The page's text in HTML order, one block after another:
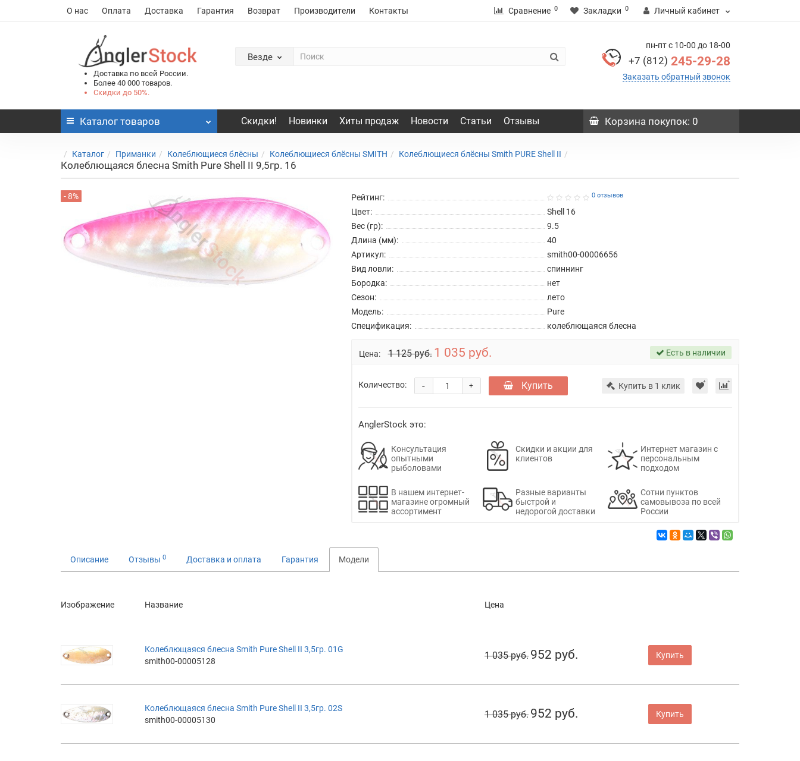
О нас Оплата Доставка Гарантия Возврат Производители Контакты Сравнение 0 Закладки 0 Личный кабинет
Доставка по всей России.
Более 40 000 товаров.
Скидки до 50%.
Везде
пн-пт с 10-00 до 18-00
+7 (812) 245-29-28
Заказать обратный звонок
Каталог товаров Скидки! Новинки Хиты продаж Новости Статьи Отзывы Корзина покупок: 0
Каталог Приманки Колеблющиеся блёсны Колеблющиеся блёсны SMITH Колеблющиеся блёсны Smith PURE Shell II
Колеблющаяся блесна Smith Pure Shell II 9,5гр. 16
- 8% Рейтинг: 0 отзывов
Цвет:
Shell 16
Вес (гр):
9.5
Длина (мм):
40
Артикул:
smith00-00006656
Вид ловли:
спиннинг
Бородка:
нет
Сезон:
лето
Модель:
Pure
Спецификация:
колеблющаяся блесна
Цена: 1 125 руб. 1 035 руб. Есть в наличии
Количество: +
- Купить Купить в 1 клик
AnglerStock это:
Консультация
опытными
рыболовами
Скидки и акции для
клиентов
Интернет магазин с
персональным
подходом
В нашем интернет-
магазине огромный
ассортимент
Разные варианты
быстрой и
недорогой доставки
Сотни пунктов
самовывоза по всей
России
Описание Отзывы 0 Доставка и оплата Гарантия Модели
Изображение Название Цена
Колеблющаяся блесна Smith Pure Shell II 3,5гр. 01G
smith00-00005128
1 035 руб. 952 руб. Купить
Колеблющаяся блесна Smith Pure Shell II 3,5гр. 02S
smith00-00005130
1 035 руб. 952 руб. Купить